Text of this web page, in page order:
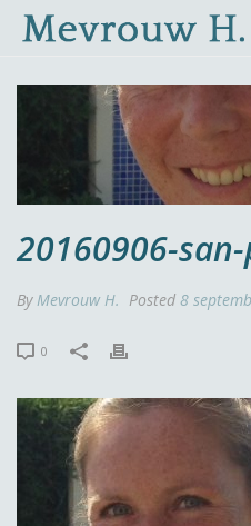
20160906-
ByMevrouw H. Posted 8
0